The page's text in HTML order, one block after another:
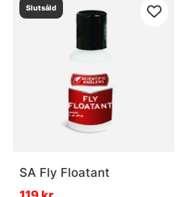
Slutsåld
SA Fly Floatant